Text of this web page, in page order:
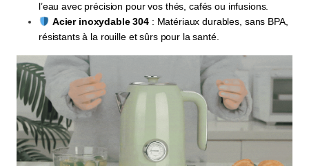
l’eau avec précision pour vos thés, cafés ou infusions.
Acier inoxydable 304 : Matériaux durables, sans BPA,
résistants à la rouille et sûrs pour la santé.